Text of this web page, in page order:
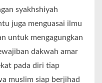
syakhshiyah
juga menguasai ilmu
untuk mengagungkan
dakwah amar
pada diri tiap
muslim siap berjihad